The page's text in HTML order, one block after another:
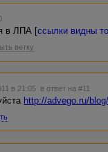
в ЛПА [ссылки видны
ветку
в 21:05 в ответ на #11
http://advego.ru/